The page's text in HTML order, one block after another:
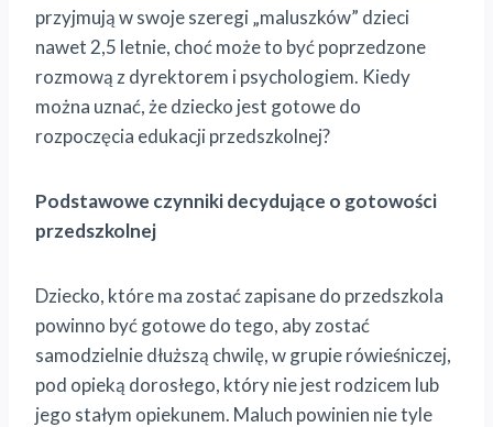
przyjmują w swoje szeregi „maluszków” dzieci
nawet 2,5 letnie, choć może to być poprzedzone
rozmową z dyrektorem i psychologiem. Kiedy
można uznać, że dziecko jest gotowe do
rozpoczęcia edukacji przedszkolnej?
Podstawowe czynniki decydujące o gotowości
przedszkolnej
Dziecko, które ma zostać zapisane do przedszkola
powinno być gotowe do tego, aby zostać
samodzielnie dłuższą chwilę, w grupie rówieśniczej,
pod opieką dorosłego, który nie jest rodzicem lub
jego stałym opiekunem. Maluch powinien nie tyle